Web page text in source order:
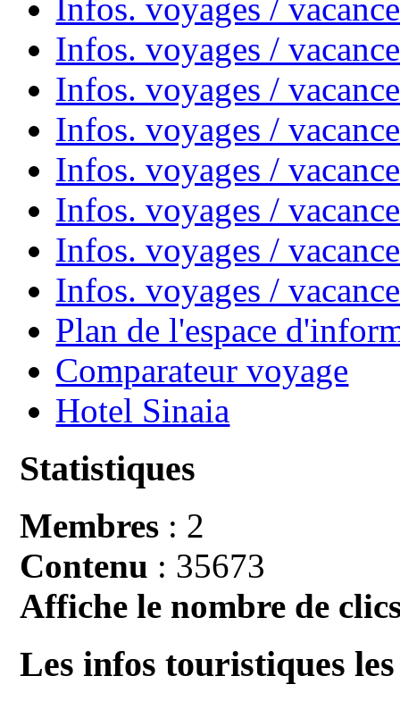
Infos. voyages /
Infos. voyages /
Infos. voyages /
Infos. voyages /
Infos. voyages /
Infos. voyages /
Infos. voyages /
Infos. voyages /
Plan de l'espace
Comparateur voyage
Hotel Sinaia
Statistiques
Membres : 2
Contenu : 35673
Affiche le nombre de
Les infos touristiques